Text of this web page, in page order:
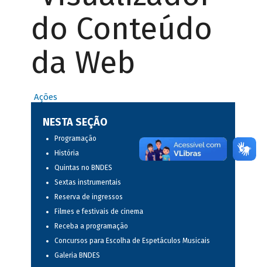
do Conteúdo
da Web
Ações
NESTA SEÇÃO
Programação
História
Quintas no BNDES
Sextas instrumentais
Reserva de ingressos
Filmes e festivais de cinema
Receba a programação
Concursos para Escolha de Espetáculos Musicais
Galeria BNDES